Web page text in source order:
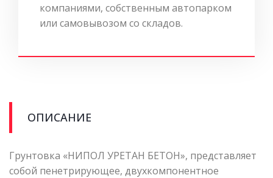
компаниями, собственным автопарком
или самовывозом со складов.
ОПИСАНИЕ
Грунтовка «НИПОЛ УРЕТАН БЕТОН», представляет
собой пенетрирующее, двухкомпонентное